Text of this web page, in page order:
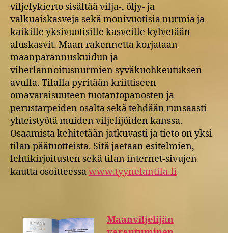
viljelykierto sisältää vilja-, öljy- ja
valkuaiskasveja sekä monivuotisia nurmia ja
kaikille yksivuotisille kasveille kylvetään
aluskasvit. Maan rakennetta korjataan
maanparannuskuidun ja
viherlannoitusnurmien syväkuohkeutuksen
avulla. Tilalla pyritään kriittiseen
omavaraisuuteen tuotantopanosten ja
perustarpeiden osalta sekä tehdään runsaasti
yhteistyötä muiden viljelijöiden kanssa.
Osaamista kehitetään jatkuvasti ja tieto on yksi
tilan päätuotteista. Sitä jaetaan esitelmien,
lehtikirjoitusten sekä tilan internet-sivujen
kautta osoitteessawww.tyynelantila.fi
Maanviljelijän